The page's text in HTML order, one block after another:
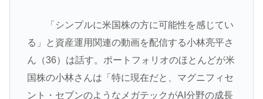
「シンプルに米国株の方に可能性を感じてい
る」と資産運用関連の動画を配信する小林亮平さ
ん（36）は話す。ポートフォリオのほとんどが米
国株の小林さんは「特に現在だと、マグニフィセ
ント・セブンのようなメガテックがAI分野の成長